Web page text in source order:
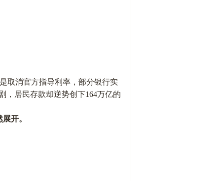
取消官方指导利率，部分银行实
，居民存款却逆势创下164万亿的
开。